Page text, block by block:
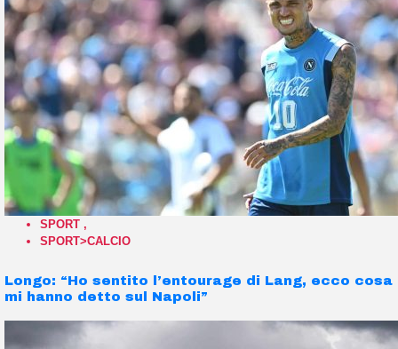
SPORT ,
SPORT>CALCIO
Longo: “Ho sentito l’entourage di Lang, ecco cosa
mi hanno detto sul Napoli”